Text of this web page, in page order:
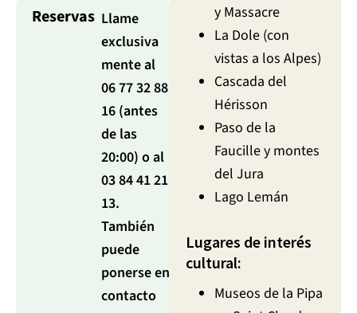
Reservas Llame
exclusiva
mente al
06 77 32 88
16 (antes
de las
20:00) o al
03 84 41 21
13.
También
puede
ponerse en
contacto
y Massacre
La Dole (con
vistas a los Alpes)
Cascada del
Hérisson
Paso de la
Faucille y montes
del Jura
Lago Lemán
Lugares de interés
cultural:
Museos de la Pipa